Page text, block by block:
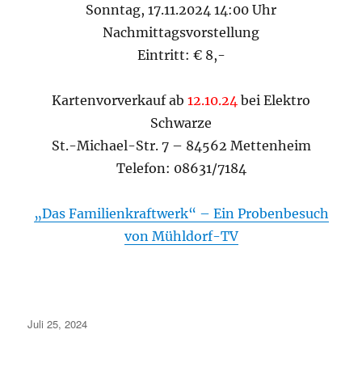
Sonntag, 17.11.2024 14:00 Uhr
Nachmittagsvorstellung
Eintritt: € 8,-
Kartenvorverkauf ab 12.10.24 bei Elektro
Schwarze
St.-Michael-Str. 7 – 84562 Mettenheim
Telefon: 08631/7184
„Das Familienkraftwerk“ – Ein Probenbesuch
von Mühldorf-TV
Veröffentlicht
Juli 25, 2024